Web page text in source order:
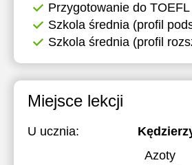
Przygotowanie do TOEFL
Szkola średnia (profil
Szkola średnia (profil
Miejsce lekcji
U ucznia:
Azoty
17:30
18:00
18:30
17:30
18:00
18:30